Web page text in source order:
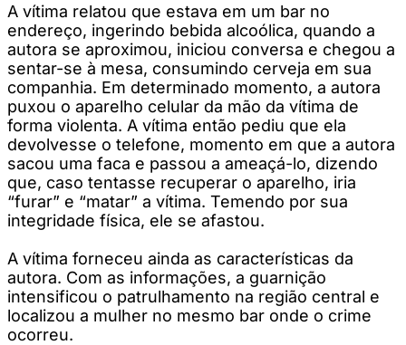
A vítima relatou que estava em um bar no
endereço, ingerindo bebida alcoólica, quando a
autora se aproximou, iniciou conversa e chegou a
sentar-se à mesa, consumindo cerveja em sua
companhia. Em determinado momento, a autora
puxou o aparelho celular da mão da vítima de
forma violenta. A vítima então pediu que ela
devolvesse o telefone, momento em que a autora
sacou uma faca e passou a ameaçá-lo, dizendo
que, caso tentasse recuperar o aparelho, iria
“furar” e “matar” a vítima. Temendo por sua
integridade física, ele se afastou.
A vítima forneceu ainda as características da
autora. Com as informações, a guarnição
intensificou o patrulhamento na região central e
localizou a mulher no mesmo bar onde o crime
ocorreu.